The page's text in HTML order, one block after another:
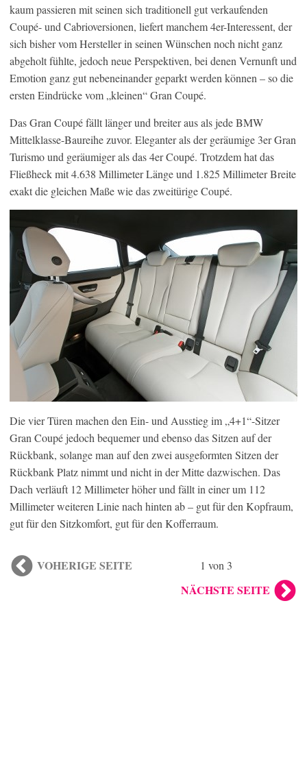
kaum passieren mit seinen sich traditionell gut verkaufenden
Coupé- und Cabrioversionen, liefert manchem 4er-Interessent, der
sich bisher vom Hersteller in seinen Wünschen noch nicht ganz
abgeholt fühlte, jedoch neue Perspektiven, bei denen Vernunft und
Emotion ganz gut nebeneinander geparkt werden können – so die
ersten Eindrücke vom „kleinen“ Gran Coupé.
Das Gran Coupé fällt länger und breiter aus als jede BMW
Mittelklasse-Baureihe zuvor. Eleganter als der geräumige 3er Gran
Turismo und geräumiger als das 4er Coupé. Trotzdem hat das
Fließheck mit 4.638 Millimeter Länge und 1.825 Millimeter Breite
exakt die gleichen Maße wie das zweitürige Coupé.
Die vier Türen machen den Ein- und Ausstieg im „4+1“-Sitzer
Gran Coupé jedoch bequemer und ebenso das Sitzen auf der
Rückbank, solange man auf den zwei ausgeformten Sitzen der
Rückbank Platz nimmt und nicht in der Mitte dazwischen. Das
Dach verläuft 12 Millimeter höher und fällt in einer um 112
Millimeter weiteren Linie nach hinten ab – gut für den Kopfraum,
gut für den Sitzkomfort, gut für den Kofferraum.
VOHERIGE SEITE 1 von 3
NÄCHSTE SEITE